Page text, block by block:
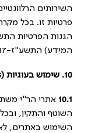
השירותים
פרטיות זו. בכל
המידע) התשע"ז-2017.
10. שימוש בעוגיות (
10.1
השוטף והתקין,
השימוש באתרים,